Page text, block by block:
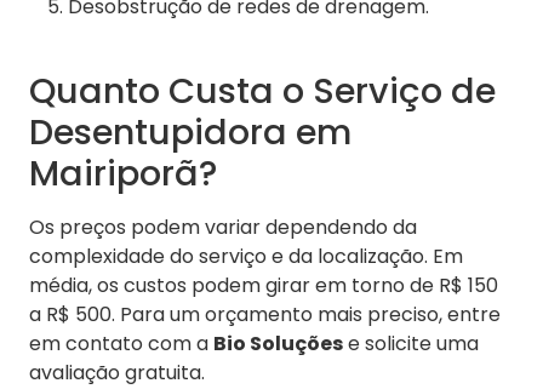
Desobstrução de redes de drenagem.
Quanto Custa o Serviço de
Desentupidora em
Mairiporã?
Os preços podem variar dependendo da
complexidade do serviço e da localização. Em
média, os custos podem girar em torno de R$ 150
a R$ 500. Para um orçamento mais preciso, entre
em contato com a Bio Soluçõese solicite uma
avaliação gratuita.